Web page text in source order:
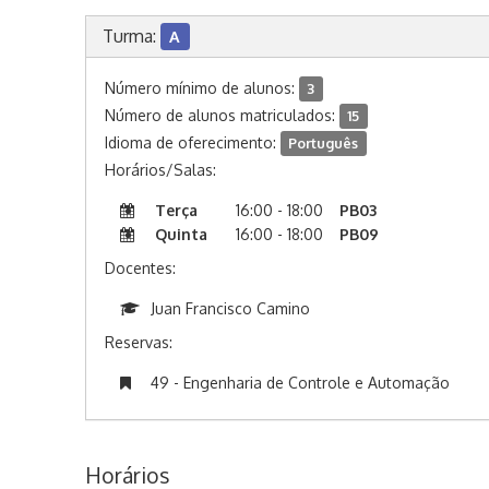
Turma: A
Número mínimo de alunos: 3
Número de alunos matriculados: 15
Idioma de oferecimento: Português
Horários/Salas:
Terça 16:00 - 18:00
PB03
Quinta
16:00 - 18:00
PB09
Docentes:
Juan Francisco Camino
Reservas:
49 - Engenharia de Controle e Automação
Horários